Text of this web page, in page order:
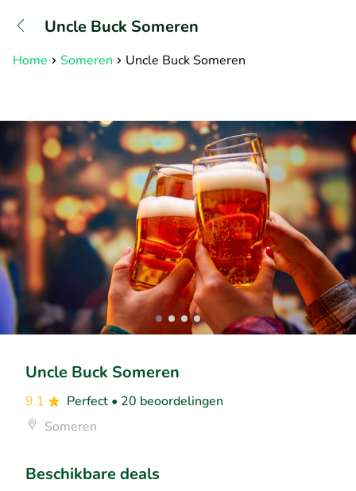
Uncle Buck Someren
Home Someren Uncle Buck Someren
Uncle Buck Someren
9.1 Perfect • 20 beoordelingen
Someren
Beschikbare deals